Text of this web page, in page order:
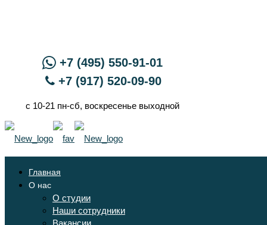
+7 (495) 550-91-01
+7 (917) 520-09-90
с 10-21 пн-сб, воскресенье выходной
Главная
О нас
О студии
Наши сотрудники
Вакансии